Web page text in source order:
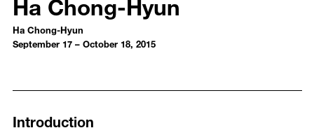
Ha Chong-Hyun
September 17 – October 18, 2015
Installation Views
Selected Press
Introduction